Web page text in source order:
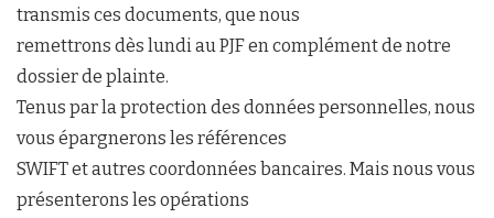
transmis ces documents, que nous
remettrons dès lundi au PJF en complément de notre
dossier de plainte.
Tenus par la protection des données personnelles, nous
vous épargnerons les références
SWIFT et autres coordonnées bancaires. Mais nous vous
présenterons les opérations